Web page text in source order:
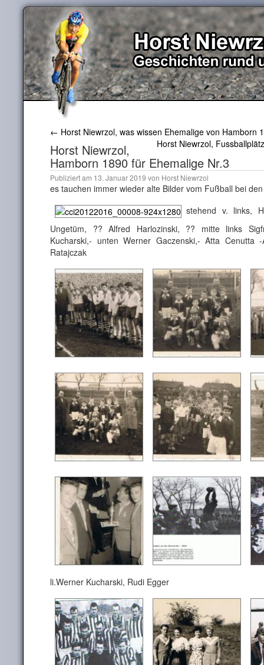
← Horst Niewrzol, was wissen Ehemalige von Hamborn
Horst Niewrzol,
Horst Niewrzol,
Hamborn 1890 für Ehemalige Nr.3
Publiziert am 13. Januar 2019 von Horst Niewrzol
es tauchen immer wieder alte Bilder vom Fußball bei
stehend v. links,
Ungetüm, ?? Alfred Harlozinski, ?? mitte links
Kucharski,- unten Werner Gaczenski,- Atta Cenutta -
Ratajczak
li.Werner Kucharski, Rudi Egger